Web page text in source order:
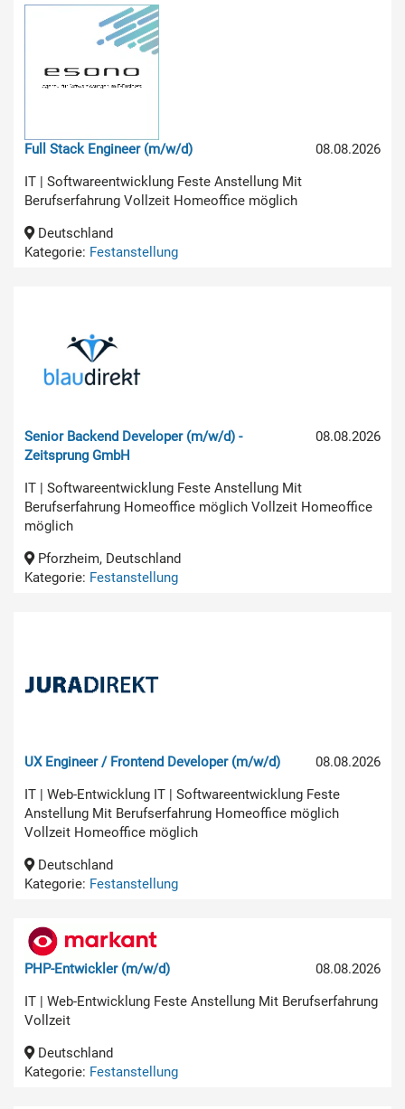
08.08.2026
Full Stack Engineer (m/w/d)
IT | Softwareentwicklung Feste Anstellung Mit
Berufserfahrung Vollzeit Homeoffice möglich
Deutschland
Kategorie: Festanstellung
08.08.2026
Senior Backend Developer (m/w/d) -
Zeitsprung GmbH
IT | Softwareentwicklung Feste Anstellung Mit
Berufserfahrung Homeoffice möglich Vollzeit Homeoffice
möglich
Pforzheim, Deutschland
Kategorie: Festanstellung
08.08.2026
UX Engineer / Frontend Developer (m/w/d)
IT | Web-Entwicklung IT | Softwareentwicklung Feste
Anstellung Mit Berufserfahrung Homeoffice möglich
Vollzeit Homeoffice möglich
Deutschland
Kategorie: Festanstellung
08.08.2026
PHP-Entwickler (m/w/d)
IT | Web-Entwicklung Feste Anstellung Mit Berufserfahrung
Vollzeit
Deutschland
Kategorie: Festanstellung